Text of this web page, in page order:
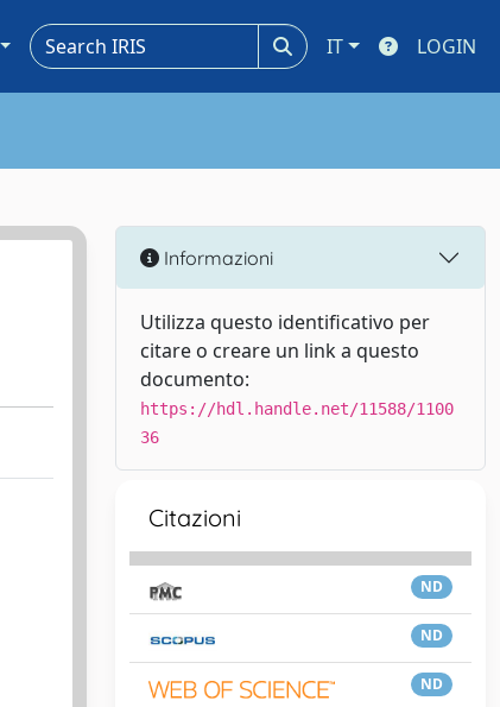
IT LOGIN
Informazioni
Utilizza questo identificativo per
citare o creare un link a questo
documento:
https://hdl.handle.net/11588/1100
36
Citazioni
ND
ND
ND